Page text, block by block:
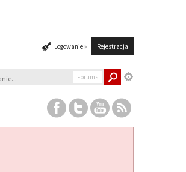
Logowanie » Rejestracja
Forums